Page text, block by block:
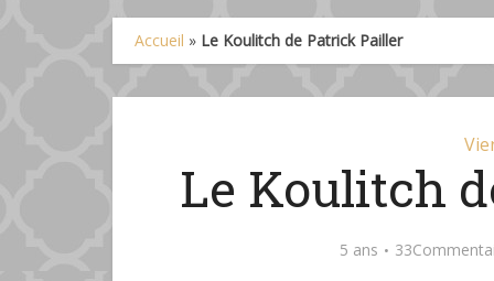
Accueil » Le Koulitch de Patrick Pailler
Le Koulitch
5 ans